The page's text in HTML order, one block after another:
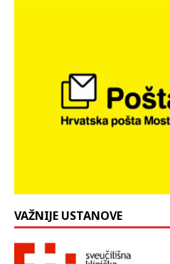
VAŽNIJE USTANOVE